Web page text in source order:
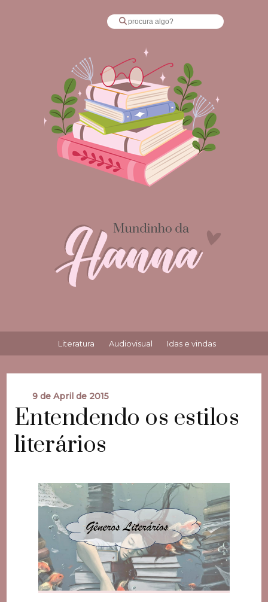
Literatura Audiovisual Idas e vindas
9 de April de 2015
Entendendo os estilos
literários